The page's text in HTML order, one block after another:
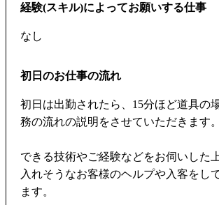
経験(スキル)によってお願いする仕事
なし
初日のお仕事の流れ
初日は出勤されたら、15分ほど道具の
務の流れの説明をさせていただきます。
できる技術やご経験などをお伺いした
入れそうなお客様のヘルプや入客をし
ます。